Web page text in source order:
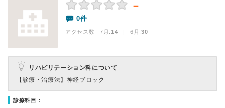
－
0件
アクセス数 7月:14 | 6月:30
リハビリテーション科について
【診療・治療法】 神経ブロック
診療科目：